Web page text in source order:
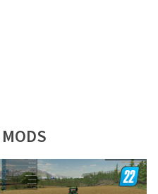
MODS